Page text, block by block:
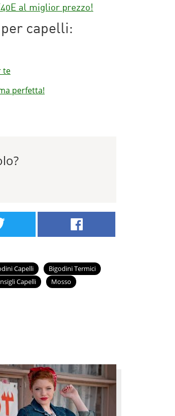
al miglior prezzo!
capelli:
te
perfetta!
Capelli
Bigodini Termici
Capelli
Mosso